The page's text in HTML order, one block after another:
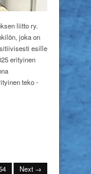
liitto ry.
joka on
esille
erityinen
teko -
Next →